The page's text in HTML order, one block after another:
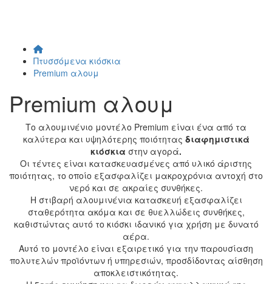
Πτυσσόμενα κιόσκια
Premium αλουμ
Premium αλουμ
Το αλουμινένιο μοντέλο Premium είναι ένα από τα
καλύτερα και υψηλότερης ποιότητας διαφημιστικά
κιόσκια στην αγορά.
Οι τέντες είναι κατασκευασμένες από υλικό άριστης
ποιότητας, το οποίο εξασφαλίζει μακροχρόνια αντοχή στο
νερό και σε ακραίες συνθήκες.
Η στιβαρή αλουμινένια κατασκευή εξασφαλίζει
σταθερότητα ακόμα και σε θυελλώδεις συνθήκες,
καθιστώντας αυτό το κιόσκι ιδανικό για χρήση με δυνατό
αέρα.
Αυτό το μοντέλο είναι εξαιρετικό για την παρουσίαση
πολυτελών προϊόντων ή υπηρεσιών, προσδίδοντας αίσθηση
αποκλειστικότητας.